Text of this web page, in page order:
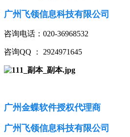
广州飞领信息科技有限公司
咨询电话：020-36968532
咨询QQ ： 2924971645
广州金蝶软件授权代理商
广州飞领信息科技有限公司